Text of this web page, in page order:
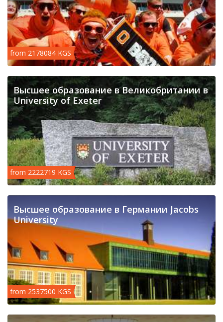
from 2178084 KGS
Высшее образование в Великобритании в
University of Exeter
from 2222719 KGS
Высшее образование в Германии Jacobs
University
from 2537500 KGS